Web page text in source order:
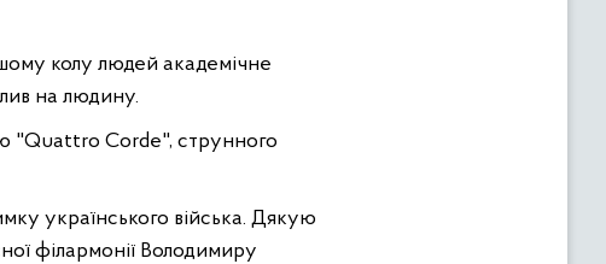
колу людей академічне
на людину.
"Quattro Corde", струнного
українського війська. Дякую
філармонії Володимиру